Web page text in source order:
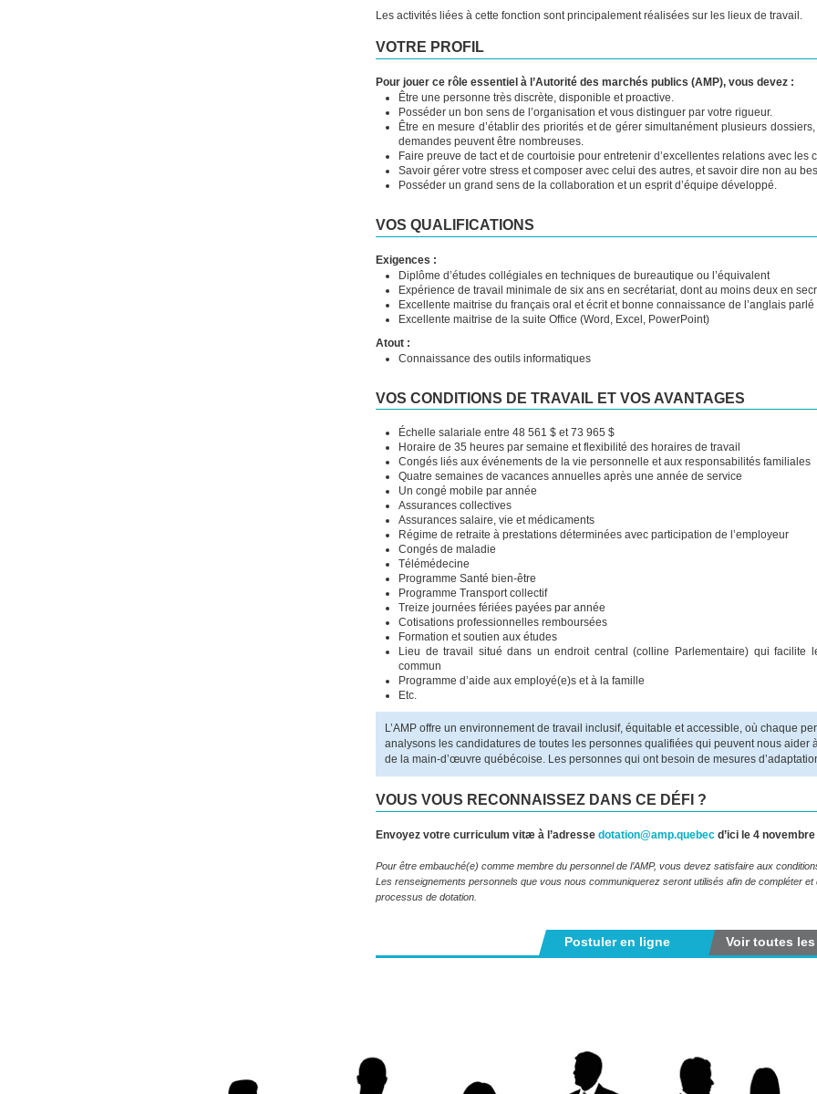
Les activités liées à cette fonction sont principalement réalisées sur les lieux de travail.
VOTRE PROFIL
Pour jouer ce rôle essentiel à l’Autorité des marchés publics (AMP), vous devez :
Être une personne très discrète, disponible et proactive.
Posséder un bon sens de l’organisation et vous distinguer par votre rigueur.
Être en mesure d’établir des priorités et de gérer simultanément plusieurs
demandes peuvent être nombreuses.
Faire preuve de tact et de courtoisie pour entretenir d’excellentes relations avec les
Savoir gérer votre stress et composer avec celui des autres, et savoir dire non au
Posséder un grand sens de la collaboration et un esprit d’équipe développé.
VOS QUALIFICATIONS
Exigences :
Diplôme d’études collégiales en techniques de bureautique ou l’équivalent
Expérience de travail minimale de six ans en secrétariat, dont au moins deux en
Excellente maitrise du français oral et écrit et bonne connaissance de l’anglais parlé
Excellente maitrise de la suite Office (Word, Excel, PowerPoint)
Atout :
Connaissance des outils informatiques
VOS CONDITIONS DE TRAVAIL ET VOS AVANTAGES
Échelle salariale entre 48 561 $ et 73 965 $
Horaire de 35 heures par semaine et flexibilité des horaires de travail
Congés liés aux événements de la vie personnelle et aux responsabilités familiales
Quatre semaines de vacances annuelles après une année de service
Un congé mobile par année
Assurances collectives
Assurances salaire, vie et médicaments
Régime de retraite à prestations déterminées avec participation de l’employeur
Congés de maladie
Télémédecine
Programme Santé bien-être
Programme Transport collectif
Treize journées fériées payées par année
Cotisations professionnelles remboursées
Formation et soutien aux études
Lieu de travail situé dans un endroit central (colline Parlementaire) qui facilite
commun
Programme d’aide aux employé(e)s et à la famille
Etc.
L’AMP offre un environnement de travail inclusif, équitable et accessible, où chaque
analysons les candidatures de toutes les personnes qualifiées qui peuvent nous aider
de la main-d’œuvre québécoise. Les personnes qui ont besoin de mesures
VOUS VOUS RECONNAISSEZ DANS CE DÉFI ?
Envoyez votre curriculum vitæ à l’adresse dotation@amp.quebec d’ici le 4
Pour être embauché(e) comme membre du personnel de l’AMP, vous devez satisfaire aux
Les renseignements personnels que vous nous communiquerez seront utilisés afin de compléter
processus de dotation.
Voir toutes
Postuler en ligne